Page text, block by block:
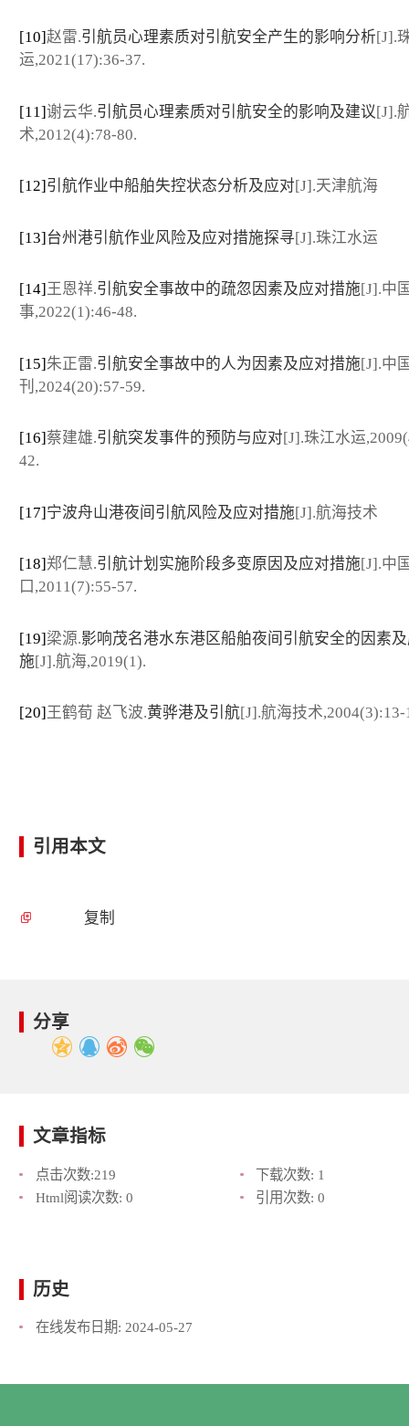
[10] 赵雷.引航员心理素质对引航安全产生的影响分析[J].
运,2021(17):36-37.
[11]谢云华.引航员心理素质对引航安全的影响及建议[J].
术,2012(4):78-80.
[12] 引航作业中船舶失控状态分析及应对[J].天津航海
[13]台州港引航作业风险及应对措施探寻[J].珠江水运
[14] 王恩祥.引航安全事故中的疏忽因素及应对措施[J].中
事,2022(1):46-48.
[15]朱正雷.引航安全事故中的人为因素及应对措施[J].中
刊,2024(20):57-59.
[16] 蔡建雄.引航突发事件的预防与应对[J].珠江水运
42.
[17]宁波舟山港夜间引航风险及应对措施[J].航海技术
[18]郑仁慧.引航计划实施阶段多变原因及应对措施[J].中
口,2011(7):55-57.
[19]梁源.影响茂名港水东港区船舶夜间引航安全的因素
施[J].航海,2019(1).
[20] 王鹤荀 赵飞波.黄骅港及引航[J].航海技术,2004(3):13-
引用本文
复制
分享
文章指标
点击次数:219 下载次数: 1
Html阅读次数: 0 引用次数: 0
历史
在线发布日期: 2024-05-27